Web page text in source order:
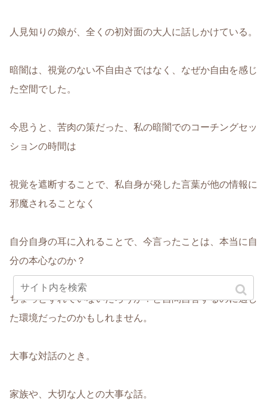
人見知りの娘が、全くの初対面の大人に話しかけている。
暗闇は、視覚のない不自由さではなく、なぜか自由を感じ
た空間でした。
今思うと、苦肉の策だった、私の暗闇でのコーチングセッ
ションの時間は
視覚を遮断することで、私自身が発した言葉が他の情報に
邪魔されることなく
自分自身の耳に入れることで、今言ったことは、本当に自
分の本心なのか？
ちょっとずれていないだろうか？と自問自答するのに適し
た環境だったのかもしれません。
大事な対話のとき。
家族や、大切な人との大事な話。